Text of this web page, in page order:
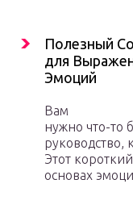
Полезный
для
Эмоций
Вам
нужно что-то
руководство,
Этот
основах